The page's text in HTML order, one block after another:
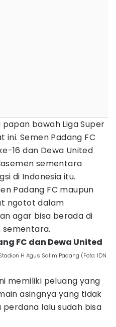
bawah Liga Super
ini. Semen Padang FC
16 dan Dewa United
sementara
di Indonesia itu.
Padang FC maupun
ngotot dalam
agar bisa berada di
FC dan Dewa United
H Agus Salim Padang (Foto: IDN
memiliki peluang yang
asingnya yang tidak
lalu sudah bisa